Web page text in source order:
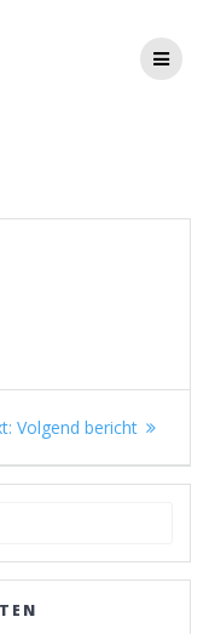
Next
Volgend bericht